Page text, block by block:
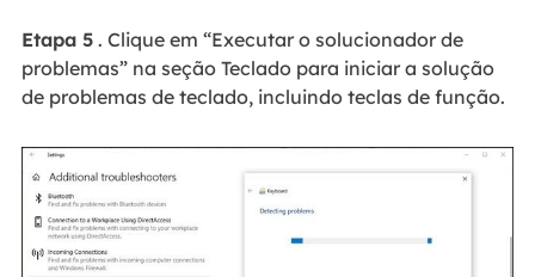
Etapa 5. Clique em “Executar o solucionador de
problemas” na seção Teclado para iniciar a solução
de problemas de teclado, incluindo teclas de função.